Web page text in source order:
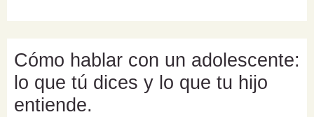
Cómo hablar con un adolescente:
lo que tú dices y lo que tu hijo
entiende.